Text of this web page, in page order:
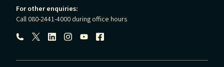
For other enquiries:
Call 080-2441-4000 during office hours
Follow us: